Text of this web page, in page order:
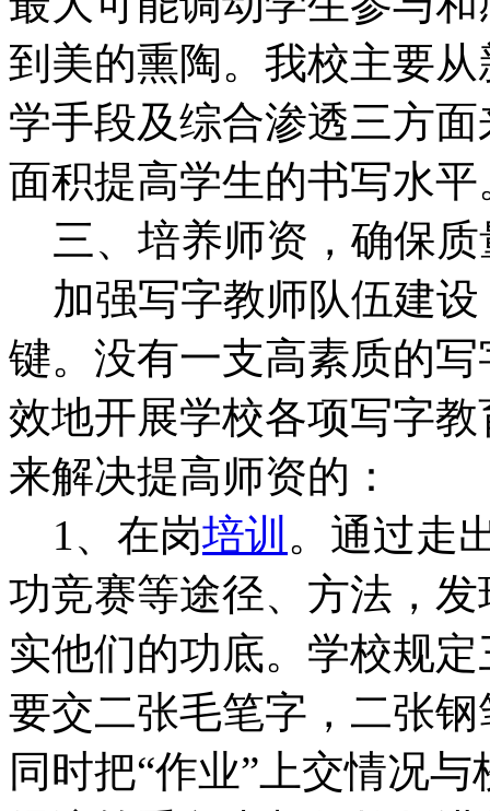
到美的熏陶。我校主要
学手段及综合渗透三方
面积提高学生的书写水平
三、培养师资，确保质
加强写字教师队伍建设
键。没有一支高素质的
效地开展学校各项写字
来解决提高师资的：
1、在岗培训 。通过走
功竞赛等途径、方法，
实他们的功底。学校规
要交二张毛笔字，二张
同时把“作业”上交情况